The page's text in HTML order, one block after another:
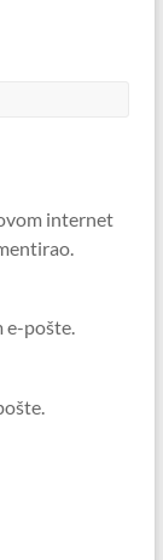
internet
e-pošte.